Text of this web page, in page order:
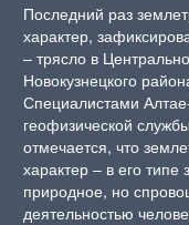
Последний раз
характер,
– трясло в
Новокузнецкого
Специалистами
геофизической
отмечается, что
характер – в его типе
природное, но
деятельностью